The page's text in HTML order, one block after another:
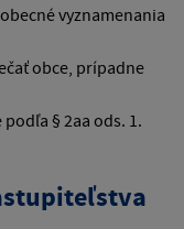
vyznamenania
obce, prípadne
§ 2aa ods. 1.